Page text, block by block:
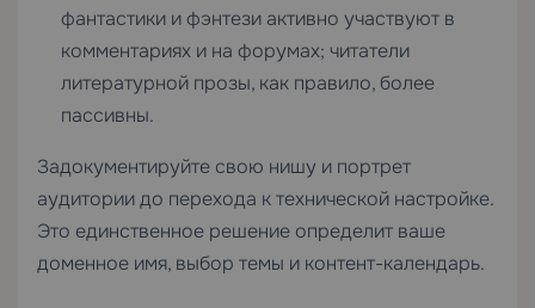
фантастики и фэнтези активно участвуют в
комментариях и на форумах; читатели
литературной прозы, как правило, более
пассивны.
Задокументируйте свою нишу и портрет
аудитории до перехода к технической настройке.
Это единственное решение определит ваше
доменное имя, выбор темы и контент-календарь.